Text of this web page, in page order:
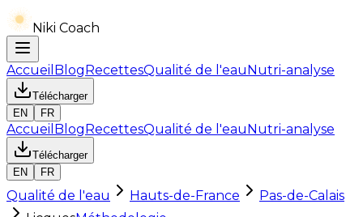
Niki Coach
Accueil BlogRecettesQualité de l'eauNutri-analyse
Télécharger
EN
FR
Accueil BlogRecettesQualité de l'eauNutri-analyse
Télécharger
EN
FR
Qualité de l'eau Hauts-de-France
Pas-de-Calais